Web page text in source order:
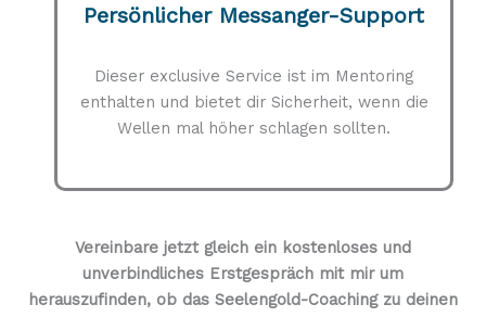
Persönlicher Messanger-Support
Dieser exclusive Service ist im Mentoring
enthalten und bietet dir Sicherheit, wenn die
Wellen mal höher schlagen sollten.
Vereinbare jetzt gleich ein kostenloses und
unverbindliches Erstgespräch mit mir um
herauszufinden, ob das Seelengold-Coaching zu deinen